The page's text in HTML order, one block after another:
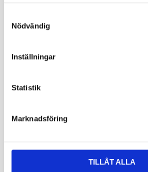
Nödvändig
Inställningar
Statistik
Marknadsföring
TILLÅT ALLA